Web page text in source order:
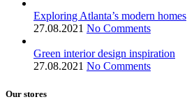
Exploring Atlanta’s modern homes
27.08.2021 No Comments
Green interior design inspiration
27.08.2021 No Comments
Our stores